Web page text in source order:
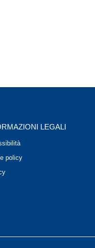
LEGALI
policy